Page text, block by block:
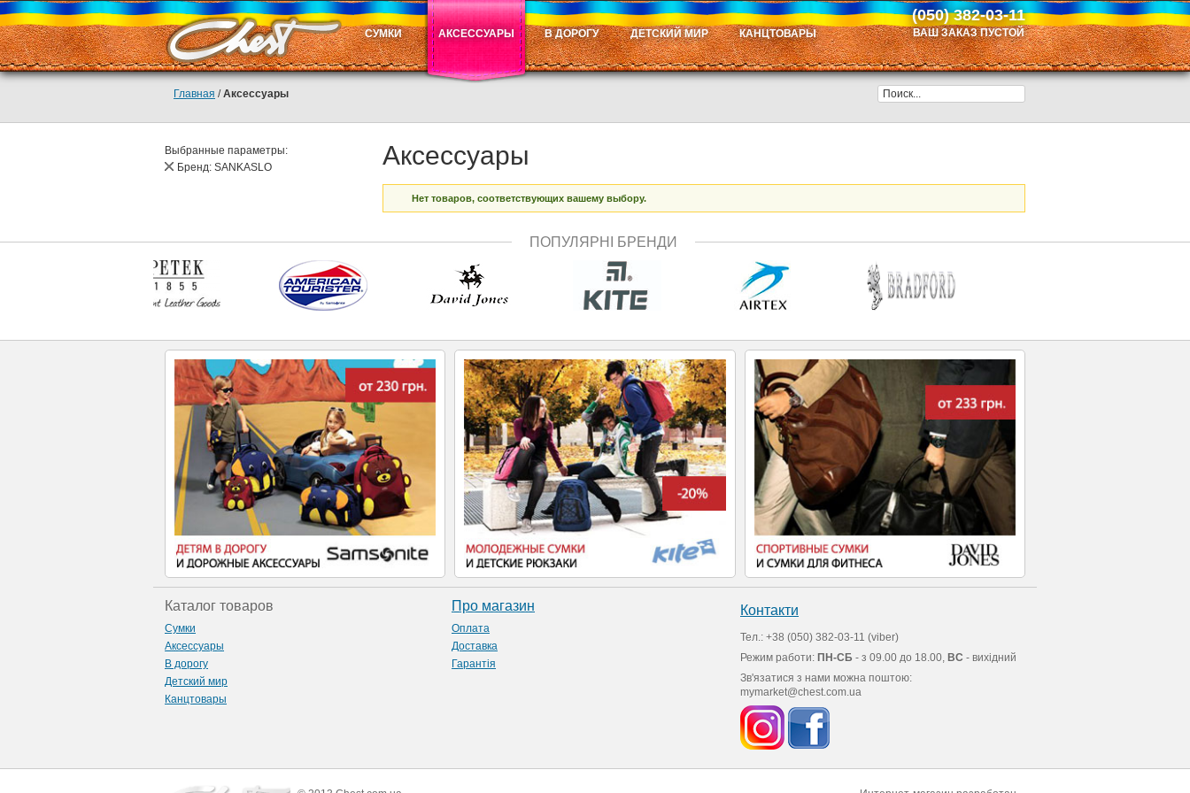
(050) 382-03-11
ВАШ ЗАКАЗ ПУСТОЙ
СУМКИ АКСЕССУАРЫ В ДОРОГУ ДЕТСКИЙ МИР КАНЦТОВАРЫ
Главная /Аксессуары
Аксессуары
Нет товаров, соответствующих вашему выбору.
Выбранные параметры:
Бренд: SANKASLO
ПОПУЛЯРНІ БРЕНДИ
Каталог товаров
Сумки
Аксессуары
В дорогу
Детский мир
Канцтовары
Про магазин
Оплата
Доставка
Гарантія
Контакти
Тел.: +38 (050) 382-03-11 (viber)
Режим работи: ПН-СБ - з 09.00 до 18.00, ВС - вихідний
Зв'язатися з нами можна поштою:
mymarket@chest.com.ua